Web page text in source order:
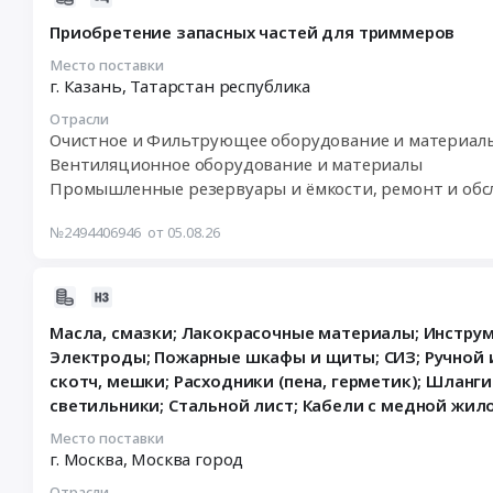
руб.
Насосное
оборудование;
Сварочный
Тендер
расходные
материалы
для
биты,
Такелаж
(веревки,
канаты,
тросы);
Электроды;
Эмали;
Республике
провинция
Мерсин,
Москва
город
Russia,
Москва
оборудование,
обслуживание
Предмет
тендера:
Поставка
промышленного
пылесоса
закупку
канистр
(стальных
алюминиевых)
для
нужд
ООО
(несколько
поставок)
Лев-
Толстовский
район,
Лев
стальных
канистр
для
нужд
ООО
СГЦ
Вишневский
Оренбургской
стальных
канистр
для
нужд
ООО
СГЦ
Вишневский
Приобретение запасных частей для триммеров
Место поставки
г. Казань, Татарстан республика
Отрасли
Очистное и Фильтрующее оборудование и
Вентиляционное оборудование и материалы
Промышленные резервуары и ёмкости, ремонт и
№2494406946 от 05.08.26
15:57:32
2026-
08-
12:00:00
Тендер
запасных
для
триммеров
Тендер
приобретение
запасных
Масла, смазки; Лакокрасочные материалы;
Электроды; Пожарные шкафы и щиты; СИЗ; Ручной
скотч, мешки; Расходники (пена, герметик);
светильники; Стальной лист; Кабели с медной
Место поставки
г. Москва, Москва город
2026-
15:26:35
2026-
08-